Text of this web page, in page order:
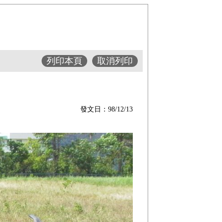
取消列印
列印本頁
發文日：98/12/13